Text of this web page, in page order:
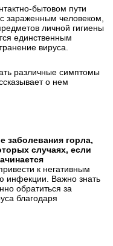
бытовом пути
зараженным человеком,
личной гигиены
единственным
вируса.
различные симптомы
о нем
заболевания горла,
случаях, если
к негативным
инфекции. Важно знать
обратиться за
благодаря